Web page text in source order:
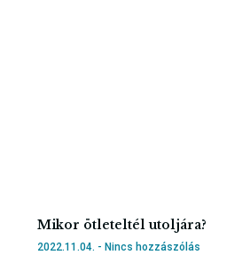
Mikor ötleteltél utoljára?
2022.11.04. Nincs hozzászólás